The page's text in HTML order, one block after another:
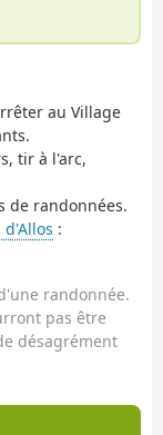
au Village
tir à l'arc,
de randonnées.
d'Allos :
randonnée.
pas être
désagrément